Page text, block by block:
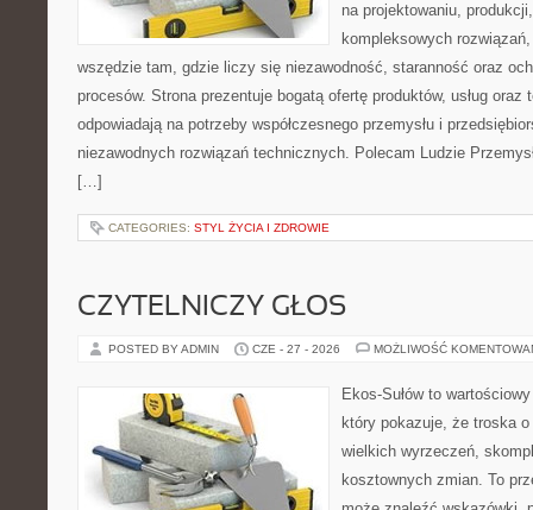
na projektowaniu,
kompleksowych
wszędzie tam, gdzie liczy się niezawodność, staranność oraz
procesów. Strona prezentuje bogatą ofertę produktów, usług oraz
odpowiadają na potrzeby współczesnego przemysłu i
niezawodnych rozwiązań technicznych. Polecam Ludzie
[…]
CATEGORIES: STYL ŻYCIA I ZDROWIE
CZYTELNICZY GŁOS
POSTED BY ADMIN CZE - 27 - 2026 MOŻLIWOŚĆ
Ekos-Sułów to
który pokazuje, że troska
wielkich wyrzeczeń,
kosztownych zmian. To